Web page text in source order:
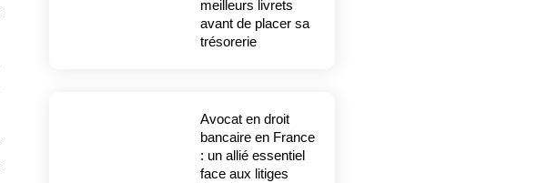
meilleurs livrets
avant de placer sa
trésorerie
Avocat en droit
bancaire en France
: un allié essentiel
face aux litiges